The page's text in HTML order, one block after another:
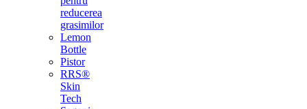
reducerea
grasimilor
Lemon
Bottle
Pistor
RRS®
Skin
Tech